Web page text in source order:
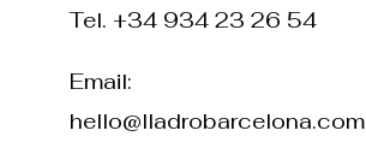
Tel. +34 934 23 26 54
Email:
hello@lladrobarcelona.com